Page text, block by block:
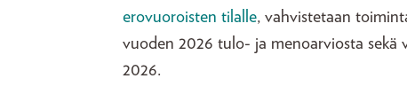
erovuoroisten tilalle, vahvistetaan
vuoden 2026 tulo- ja menoarviosta sekä
2026.